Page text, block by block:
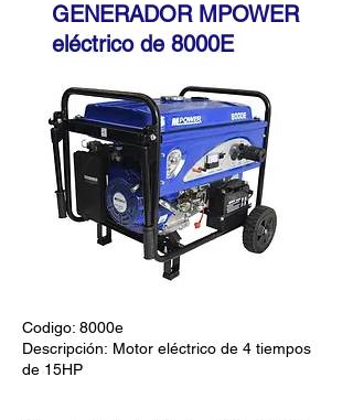
GENERADOR MPOWER
eléctrico de 8000E
Codigo: 8000e
Descripción: Motor eléctrico de 4 tiempos
de 15HP